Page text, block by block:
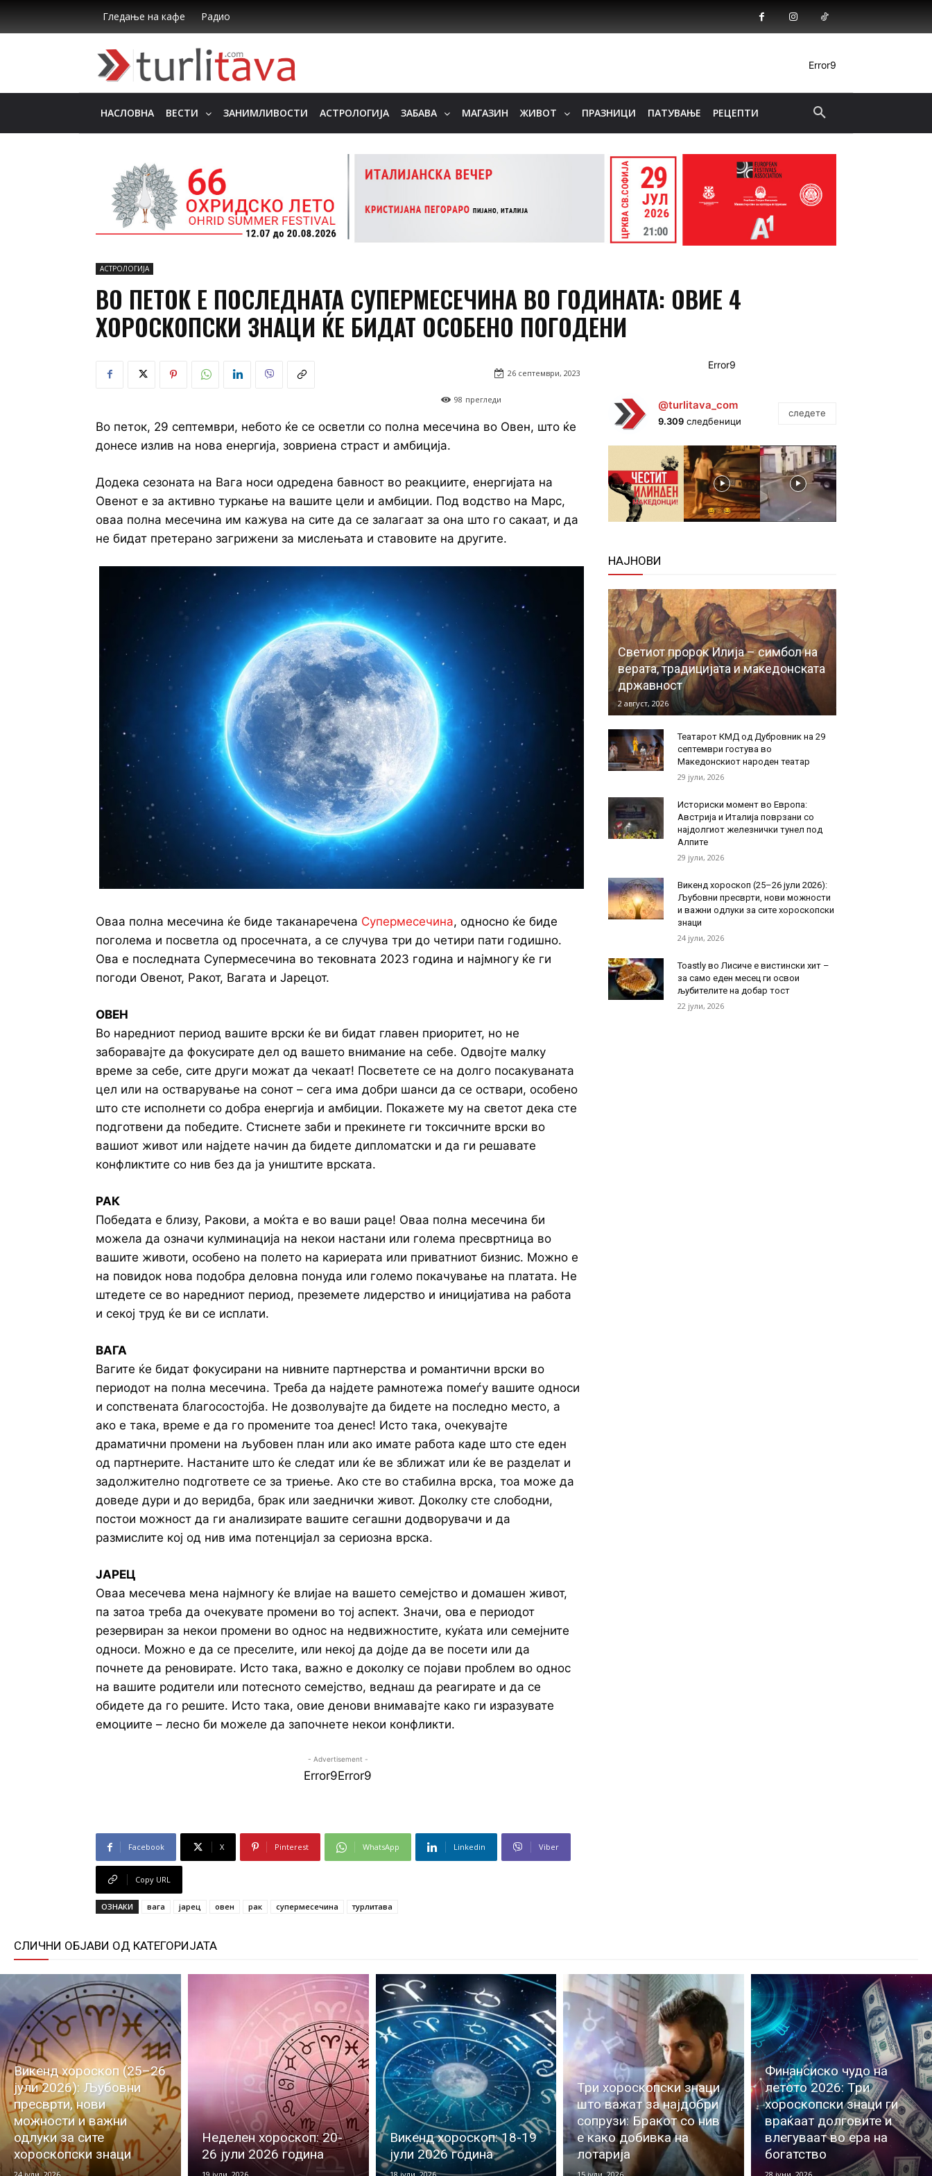
Гледање на кафе Радио
Error9
НАСЛОВНА ВЕСТИ ЗАНИМЛИВОСТИ АСТРОЛОГИЈА ЗАБАВА МАГАЗИН ЖИВОТ ПРАЗНИЦИ ПАТУВАЊЕ РЕЦЕПТИ
АСТРОЛОГИЈА
ВО ПЕТОК Е ПОСЛЕДНАТА СУПЕРМЕСЕЧИНА ВО ГОДИНАТА: ОВИЕ 4
ХОРОСКОПСКИ ЗНАЦИ ЌЕ БИДАТ ОСОБЕНО ПОГОДЕНИ
26 септември, 2023
98 прегледи
Во петок, 29 септември, небото ќе се осветли со полна месечина во Овен, што ќе
донесе излив на нова енергија, зовриена страст и амбиција.
Додека сезоната на Вага носи одредена бавност во реакциите, енергијата на
Овенот е за активно туркање на вашите цели и амбиции. Под водство на Марс,
оваа полна месечина им кажува на сите да се залагаат за она што го сакаат, и да
не бидат претерано загрижени за мислењата и ставовите на другите.
Оваа полна месечина ќе биде таканаречена Супермесечина, односно ќе биде
поголема и посветла од просечната, а се случува три до четири пати годишно.
Ова е последната Супермесечина во тековната 2023 година и најмногу ќе ги
погоди Овенот, Ракот, Вагата и Јарецот.
ОВЕН
Во наредниот период вашите врски ќе ви бидат главен приоритет, но не
заборавајте да фокусирате дел од вашето внимание на себе. Одвојте малку
време за себе, сите други можат да чекаат! Посветете се на долго посакуваната
цел или на остварување на сонот – сега има добри шанси да се оствари, особено
што сте исполнети со добра енергија и амбиции. Покажете му на светот дека сте
подготвени да победите. Стиснете заби и прекинете ги токсичните врски во
вашиот живот или најдете начин да бидете дипломатски и да ги решавате
конфликтите со нив без да ја уништите врската.
РАК
Победата е близу, Ракови, а моќта е во ваши раце! Оваа полна месечина би
можела да означи кулминација на некои настани или голема пресвртница во
вашите животи, особено на полето на кариерата или приватниот бизнис. Можно е
на повидок нова подобра деловна понуда или големо покачување на платата. Не
штедете се во наредниот период, преземете лидерство и иницијатива на работа
и секој труд ќе ви се исплати.
ВАГА
Вагите ќе бидат фокусирани на нивните партнерства и романтични врски во
периодот на полна месечина. Треба да најдете рамнотежа помеѓу вашите односи
и сопствената благосостојба. Не дозволувајте да бидете на последно место, а
ако е така, време е да го промените тоа денес! Исто така, очекувајте
драматични промени на љубовен план или ако имате работа каде што сте еден
од партнерите. Настаните што ќе следат или ќе ве зближат или ќе ве разделат и
задолжително подгответе се за триење. Ако сте во стабилна врска, тоа може да
доведе дури и до веридба, брак или заеднички живот. Доколку сте слободни,
постои можност да ги анализирате вашите сегашни додворувачи и да
размислите кој од нив има потенцијал за сериозна врска.
ЈАРЕЦ
Оваа месечева мена најмногу ќе влијае на вашето семејство и домашен живот,
па затоа треба да очекувате промени во тој аспект. Значи, ова е периодот
резервиран за некои промени во однос на недвижностите, куќата или семејните
односи. Можно е да се преселите, или некој да дојде да ве посети или да
почнете да реновирате. Исто така, важно е доколку се појави проблем во однос
на вашите родители или потесното семејство, веднаш да реагирате и да се
обидете да го решите. Исто така, овие денови внимавајте како ги изразувате
емоциите – лесно би можеле да започнете некои конфликти.
- Advertisement -
Error9Error9
Facebook X Pinterest WhatsApp Linkedin Viber
Copy URL
ОЗНАКИ вага јарец овен рак супермесечина турлитава
Error9
@turlitava_com
9.309следбеници
следете
НАЈНОВИ
Светиот пророк Илија – симбол на
верата, традицијата и македонската
државност
2 август, 2026
Театарот КМД од Дубровник на 29
септември гостува во
Македонскиот народен театар
29 јули, 2026
Историски момент во Европа:
Австрија и Италија поврзани со
најдолгиот железнички тунел под
Алпите
29 јули, 2026
Викенд хороскоп (25–26 јули 2026):
Љубовни пресврти, нови можности
и важни одлуки за сите хороскопски
знаци
24 јули, 2026
Toastly во Лисиче е вистински хит –
за само еден месец ги освои
љубителите на добар тост
22 јули, 2026
СЛИЧНИ ОБЈАВИ ОД КАТЕГОРИЈАТА
Викенд хороскоп (25–26
јули 2026): Љубовни
пресврти, нови
можности и важни
одлуки за сите
хороскопски знаци
Неделен хороскоп: 20-
26 јули 2026 година
Викенд хороскоп: 18-19
јули 2026 година
Три хороскопски знаци
што важат за најдобри
сопрузи: Бракот со нив
е како добивка на
лотарија
Финансиско чудо на
летото 2026: Три
хороскопски знаци ги
враќаат долговите и
влегуваат во ера на
богатство